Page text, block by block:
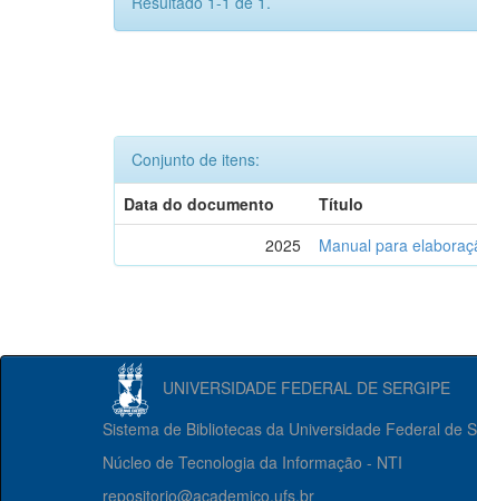
Conjunto de itens:
Data do documento
Título
2025
Manual para
UNIVERSIDADE FEDERAL DE SERGIPE
Sistema de Bibliotecas da Universidade Federal de
Núcleo de Tecnologia da Informação - NTI
repositorio@academico.ufs.br